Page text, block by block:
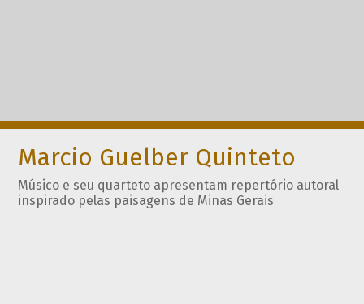
Marcio Guelber Quinteto
Músico e seu quarteto apresentam repertório autoral
inspirado pelas paisagens de Minas Gerais